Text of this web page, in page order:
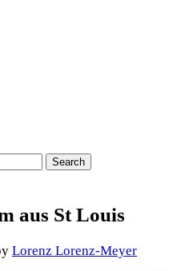
aus St Louis
Lorenz Lorenz-Meyer